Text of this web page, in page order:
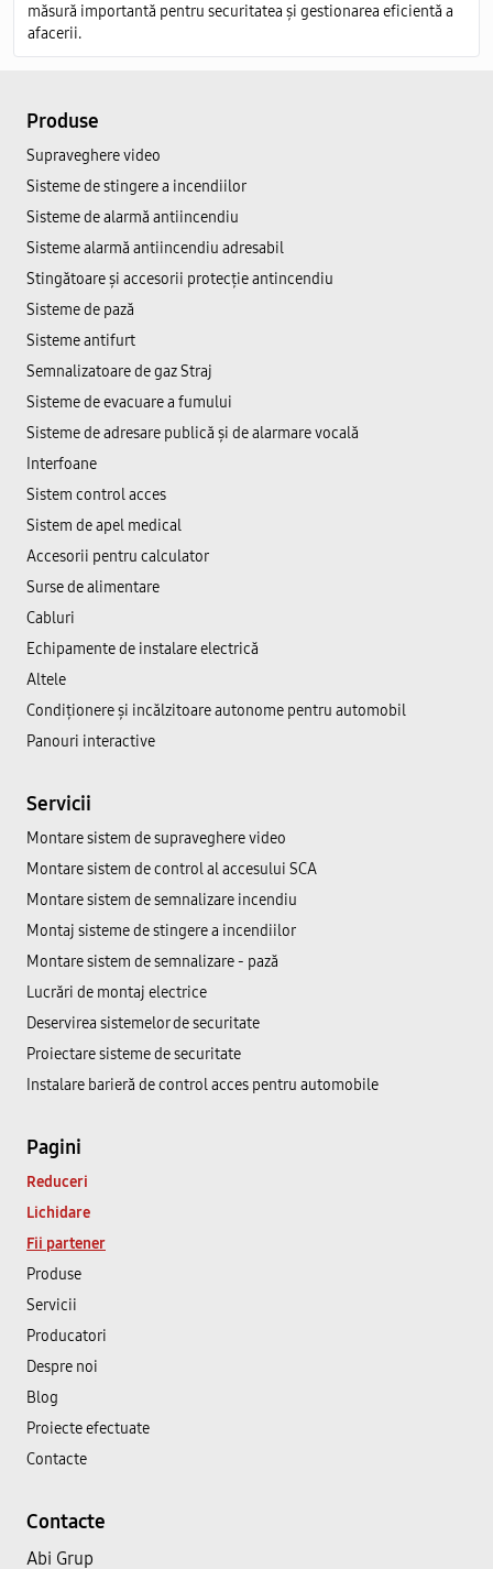
măsură importantă pentru securitatea și gestionarea eficientă a
afacerii.
Produse
Supraveghere video
Sisteme de stingere a incendiilor
Sisteme de alarmă antiincendiu
Sisteme alarmă antiincendiu adresabil
Stingătoare și accesorii protecție antincendiu
Sisteme de pază
Sisteme antifurt
Semnalizatoare de gaz Straj
Sisteme de evacuare a fumului
Sisteme de adresare publică şi de alarmare vocală
Interfoane
Sistem control acces
Sistem de apel medical
Accesorii pentru calculator
Surse de alimentare
Cabluri
Echipamente de instalare electrică
Altele
Condiționere și incălzitoare autonome pentru automobil
Panouri interactive
Servicii
Montare sistem de supraveghere video
Montare sistem de control al accesului SCA
Montare sistem de semnalizare incendiu
Montaj sisteme de stingere a incendiilor
Montare sistem de semnalizare - pază
Lucrări de montaj electrice
Deservirea sistemelor de securitate
Proiectare sisteme de securitate
Instalare barieră de control acces pentru automobile
Pagini
Reduceri
Lichidare
Fii partener
Produse
Servicii
Producatori
Despre noi
Blog
Proiecte efectuate
Contacte
Contacte
Abi Grup